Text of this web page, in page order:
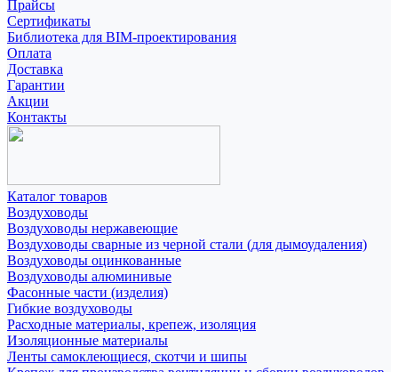
Прайсы
Сертификаты
Библиотека для BIM-проектирования
Оплата
Доставка
Гарантии
Акции
Контакты
Каталог товаров
Воздуховоды
Воздуховоды нержавеющие
Воздуховоды сварные из черной стали (для дымоудаления)
Воздуховоды оцинкованные
Воздуховоды алюминивые
Фасонные части (изделия)
Гибкие воздуховоды
Расходные материалы, крепеж, изоляция
Изоляционные материалы
Ленты самоклеющиеся, скотчи и шипы